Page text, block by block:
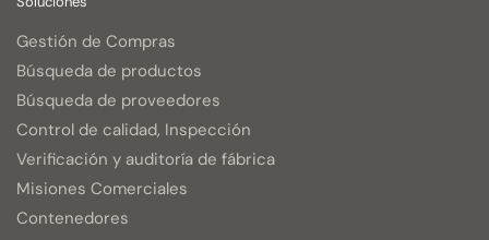
Gestión de Compras
Búsqueda de productos
Búsqueda de proveedores
Control de calidad, Inspección
Verificación y auditoría de fábrica
Misiones Comerciales
Contenedores